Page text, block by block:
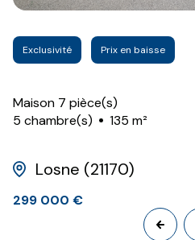
Exclusivité Prix en baisse
Maison 7 pièce(s)
5 chambre(s)
135 m²
Losne (21170)
299 000 €